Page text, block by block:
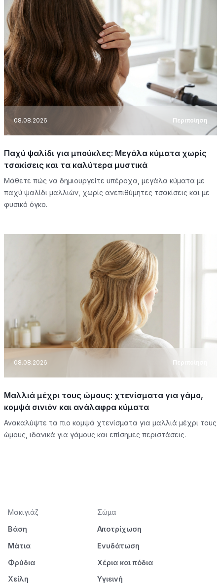
08.08.2026 Περιποίηση
Παχύ ψαλίδι για μπούκλες: Μεγάλα κύματα χωρίς
τσακίσεις και τα καλύτερα μυστικά
Μάθετε πώς να δημιουργείτε υπέροχα, μεγάλα κύματα με
παχύ ψαλίδι μαλλιών, χωρίς ανεπιθύμητες τσακίσεις και με
φυσικό όγκο.
08.08.2026 Περιποίηση
Μαλλιά μέχρι τους ώμους: χτενίσματα για γάμο,
κομψά σινιόν και ανάλαφρα κύματα
Ανακαλύψτε τα πιο κομψά χτενίσματα για μαλλιά μέχρι τους
ώμους, ιδανικά για γάμους και επίσημες περιστάσεις.
Μακιγιάζ
Βάση
Μάτια
Φρύδια
Χείλη
Σώμα
Αποτρίχωση
Ενυδάτωση
Χέρια και πόδια
Υγιεινή